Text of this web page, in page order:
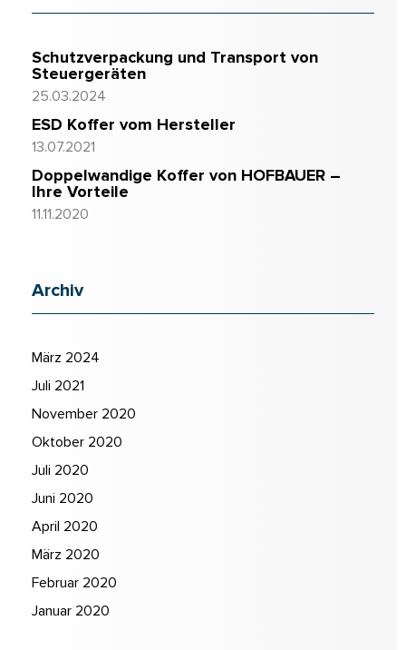
Schutzverpackung und Transport von
Steuergeräten
25.03.2024
ESD Koffer vom Hersteller
13.07.2021
Doppelwandige Koffer von HOFBAUER –
Ihre Vorteile
11.11.2020
Archiv
März 2024
Juli 2021
November 2020
Oktober 2020
Juli 2020
Juni 2020
April 2020
März 2020
Februar 2020
Januar 2020